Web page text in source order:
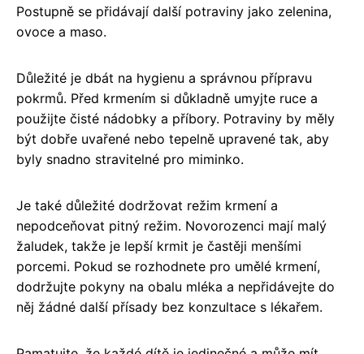
Postupně se přidávají další potraviny jako zelenina,
ovoce a maso.
Důležité je dbát na hygienu a správnou přípravu
pokrmů. Před krmením si důkladně umyjte ruce a
použijte čisté nádobky a příbory. Potraviny by měly
být dobře uvařené nebo tepelně upravené tak, aby
byly snadno stravitelné pro miminko.
Je také důležité dodržovat režim krmení a
nepodceňovat pitný režim. Novorozenci mají malý
žaludek, takže je lepší krmit je častěji menšími
porcemi. Pokud se rozhodnete pro umělé krmení,
dodržujte pokyny na obalu mléka a nepřidávejte do
něj žádné další přísady bez konzultace s lékařem.